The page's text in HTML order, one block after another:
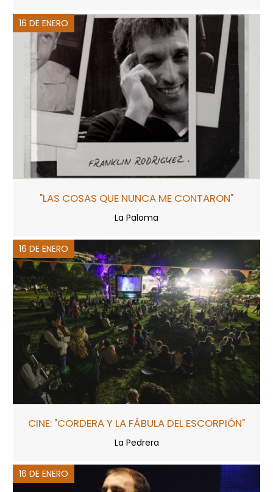
16 DE ENERO
"LAS COSAS QUE NUNCA ME CONTARON"
La Paloma
16 DE ENERO
CINE: "CORDERA Y LA FÁBULA DEL ESCORPIÓN"
La Pedrera
16 DE ENERO